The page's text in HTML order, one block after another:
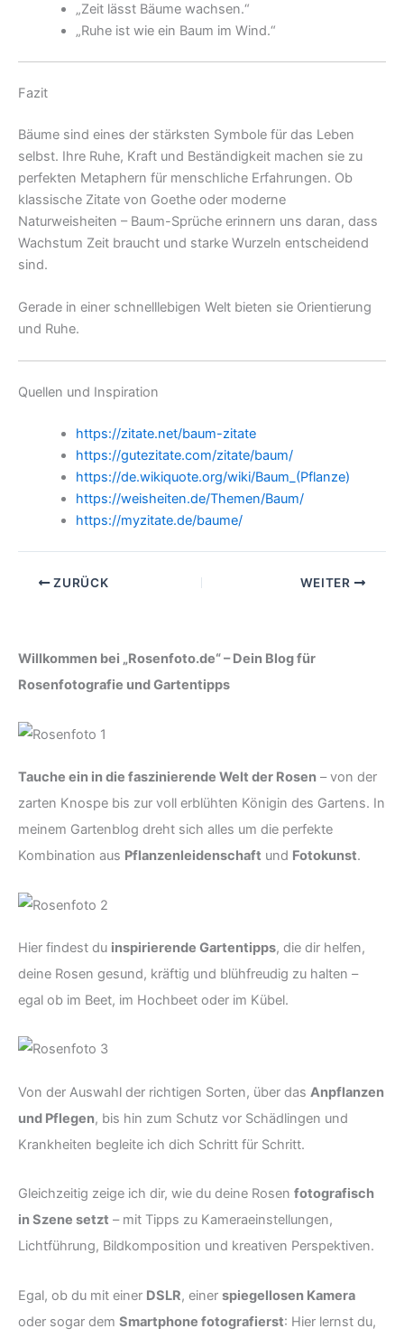
„Zeit lässt Bäume wachsen.“
„Ruhe ist wie ein Baum im Wind.“
Fazit
Bäume sind eines der stärksten Symbole für das Leben
selbst. Ihre Ruhe, Kraft und Beständigkeit machen sie zu
perfekten Metaphern für menschliche Erfahrungen. Ob
klassische Zitate von Goethe oder moderne
Naturweisheiten – Baum-Sprüche erinnern uns daran, dass
Wachstum Zeit braucht und starke Wurzeln entscheidend
sind.
Gerade in einer schnelllebigen Welt bieten sie Orientierung
und Ruhe.
Quellen und Inspiration
https://zitate.net/baum-zitate
https://gutezitate.com/zitate/baum/
https://de.wikiquote.org/wiki/Baum_(Pflanze)
https://weisheiten.de/Themen/Baum/
https://myzitate.de/baume/
ZURÜCK WEITER
Willkommen bei „Rosenfoto.de“ – Dein Blog für
Rosenfotografie und Gartentipps
Tauche ein in die faszinierende Welt der Rosen – von der
zarten Knospe bis zur voll erblühten Königin des Gartens. In
meinem Gartenblog dreht sich alles um die perfekte
Kombination aus Pflanzenleidenschaft und Fotokunst.
Hier findest du inspirierende Gartentipps, die dir helfen,
deine Rosen gesund, kräftig und blühfreudig zu halten –
egal ob im Beet, im Hochbeet oder im Kübel.
Von der Auswahl der richtigen Sorten, über das Anpflanzen
und Pflegen, bis hin zum Schutz vor Schädlingen und
Krankheiten begleite ich dich Schritt für Schritt.
Gleichzeitig zeige ich dir, wie du deine Rosen fotografisch
in Szene setzt – mit Tipps zu Kameraeinstellungen,
Lichtführung, Bildkomposition und kreativen Perspektiven.
Egal, ob du mit einer DSLR, einer spiegellosen Kamera
oder sogar dem Smartphone fotografierst: Hier lernst du,